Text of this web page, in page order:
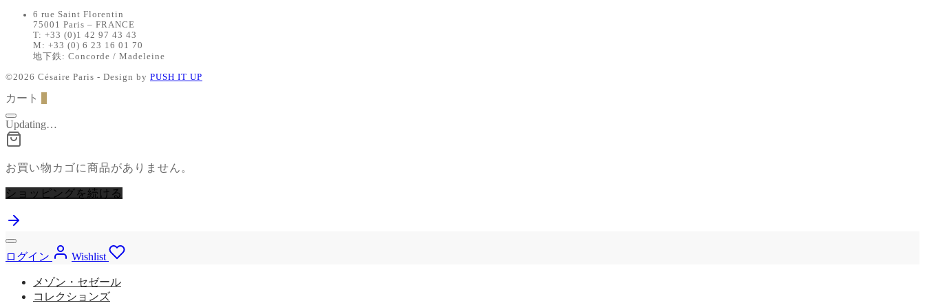
6 rue Saint Florentin
75001 Paris – FRANCE
T: +33 (0)1 42 97 43 43
M: +33 (0) 6 23 16 01 70
地下鉄: Concorde / Madeleine
©2026 Césaire Paris - Design by PUSH IT UP
カート
Updating…
お買い物カゴに商品がありません。
ショッピングを続ける
ログイン Wishlist
メゾン・セゼール
コレクションズ